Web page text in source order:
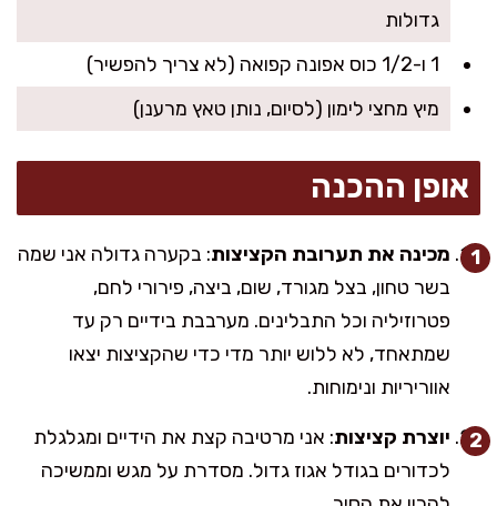
גדולות
1 ו-1/2 כוס אפונה קפואה (לא צריך להפשיר)
מיץ מחצי לימון (לסיום, נותן טאץ מרענן)
אופן ההכנה
מכינה את תערובת הקציצות: בקערה גדולה אני שמה
בשר טחון, בצל מגורד, שום, ביצה, פירורי לחם,
פטרוזיליה וכל התבלינים. מערבבת בידיים רק עד
שמתאחד, לא ללוש יותר מדי כדי שהקציצות יצאו
אווריריות ונימוחות.
יוצרת קציצות: אני מרטיבה קצת את הידיים ומגלגלת
לכדורים בגודל אגוז גדול. מסדרת על מגש וממשיכה